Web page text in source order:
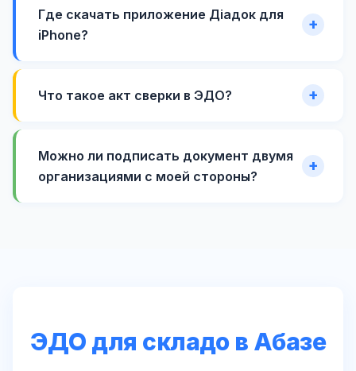
Где скачать приложение Діадок для
iPhone?
Что такое акт сверки в ЭДО?
Можно ли подписать документ двумя
организациями с моей стороны?
ЭДО для складо в Абазе